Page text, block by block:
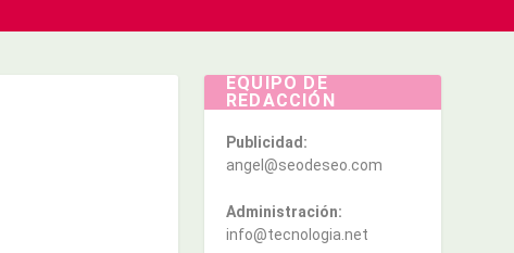
EQUIPO DE
REDACCIÓN
Publicidad:
angel@seodeseo.com
Administración:
info@tecnologia.net